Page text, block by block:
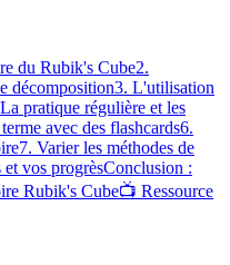
du Rubik's Cube2.
décomposition3. L'utilisation
pratique régulière et les
avec des flashcards6.
7. Varier les méthodes de
vos progrèsConclusion :
Rubik's Cube📺 Ressource